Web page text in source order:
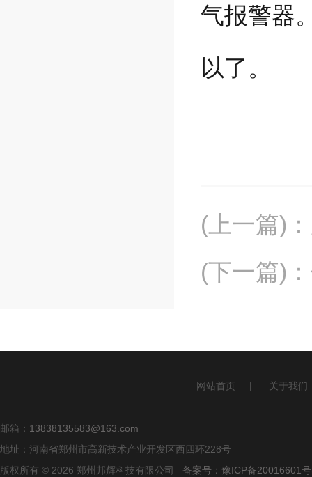
气报警器
以了。
(上一篇) ：
(下一篇) ：
网站首页 | 关于我们
邮箱： 13838135583@163.com
地址：河南省郑州市高新技术产业开发区西四环228号
版权所有 © 2026 郑州邦辉科技有限公司 备案号：豫ICP备20016601